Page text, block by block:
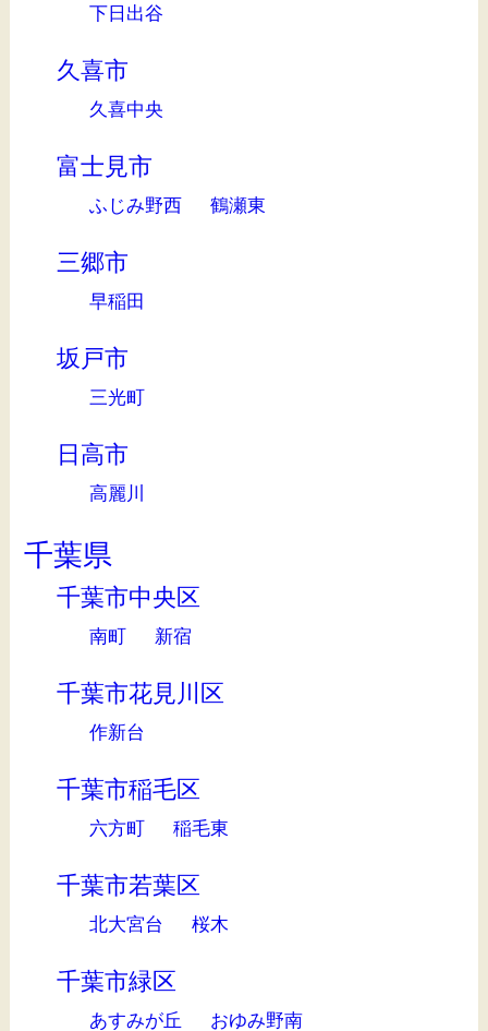
下日出谷
久喜市
久喜中央
富士見市
ふじみ野西 鶴瀬東
三郷市
早稲田
坂戸市
三光町
日高市
高麗川
千葉県
千葉市中央区
南町 新宿
千葉市花見川区
作新台
千葉市稲毛区
六方町 稲毛東
千葉市若葉区
北大宮台 桜木
千葉市緑区
あすみが丘 おゆみ野南